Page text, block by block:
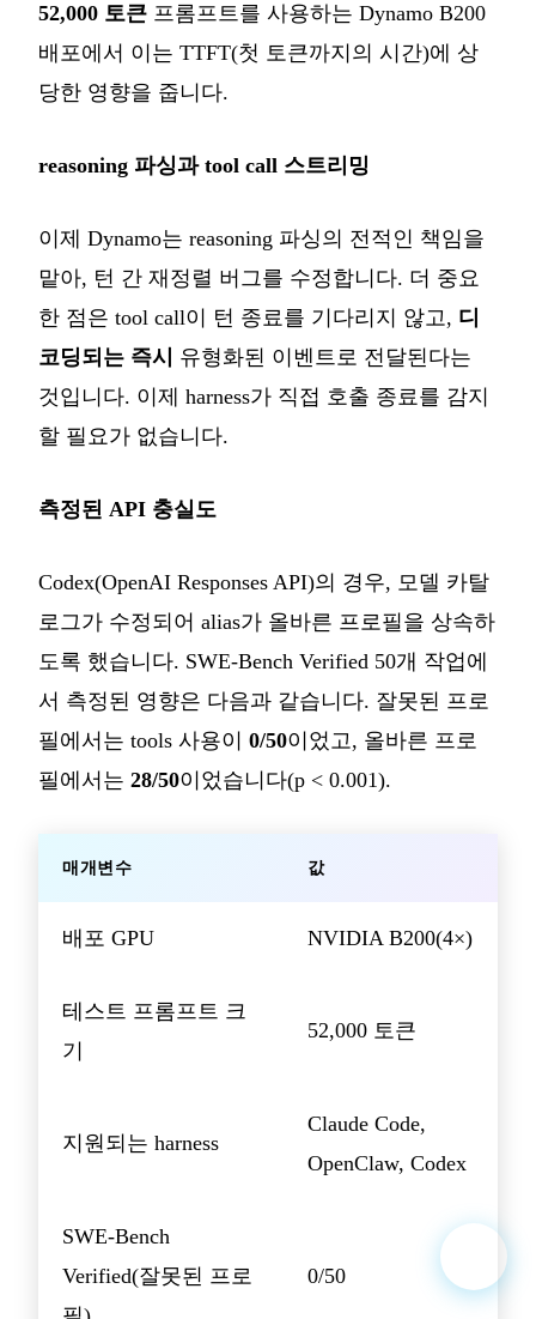
52,000 토큰 프롬프트를 사용하는 Dynamo B200
배포에서 이는 TTFT(첫 토큰까지의 시간)에 상
당한 영향을 줍니다.
reasoning 파싱과 tool call 스트리밍
이제 Dynamo는 reasoning 파싱의 전적인 책임을
맡아, 턴 간 재정렬 버그를 수정합니다. 더 중요
한 점은 tool call이 턴 종료를 기다리지 않고, 디
코딩되는 즉시 유형화된 이벤트로 전달된다는
것입니다. 이제 harness가 직접 호출 종료를 감지
할 필요가 없습니다.
측정된 API 충실도
Codex(OpenAI Responses API)의 경우, 모델 카탈
로그가 수정되어 alias가 올바른 프로필을 상속하
도록 했습니다. SWE-Bench Verified 50개 작업에
서 측정된 영향은 다음과 같습니다. 잘못된 프로
필에서는 tools 사용이 0/50이었고, 올바른 프로
필에서는 28/50이었습니다(p < 0.001).
매개변수 값
배포 GPU NVIDIA B200(4×)
테스트 프롬프트 크
기
52,000 토큰
지원되는 harness
Claude Code,
OpenClaw, Codex
SWE-Bench
Verified(잘못된 프로
0/50